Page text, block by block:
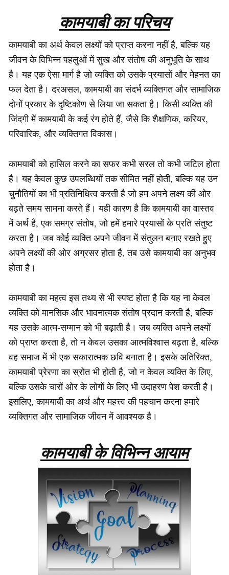
कामयाबी का परिचय
कामयाबी का अर्थ केवल लक्ष्यों को प्राप्त करना नहीं है, बल्कि यह
जीवन के विभिन्न पहलुओं में सुख और संतोष की अनुभूति के साथ
है। यह एक ऐसा मार्ग है जो व्यक्ति को उसके प्रयासों और मेहनत का
फल देता है। दरअसल, कामयाबी का संदर्भ व्यक्तिगत और सामाजिक
दोनों प्रकार के दृष्टिकोण से लिया जा सकता है। किसी व्यक्ति की
जिंदगी में कामयाबी के कई रंग होते हैं, जैसे कि शैक्षणिक, करियर,
परिवारिक, और व्यक्तिगत विकास।
कामयाबी को हासिल करने का सफर कभी सरल तो कभी जटिल होता
है। यह केवल कुछ उपलब्धियों तक सीमित नहीं होती, बल्कि यह उन
चुनौतियों का भी प्रतिनिधित्व करती है जो हम अपने लक्ष्य की ओर
बढ़ते समय सामना करते हैं। यही कारण है कि कामयाबी का वास्तव
में अर्थ है, एक समग्र संतोष, जो हमें हमारे प्रयासों के प्रति संतुष्ट
करता है। जब कोई व्यक्ति अपने जीवन में संतुलन बनाए रखते हुए
अपने लक्ष्यों की ओर अग्रसर होता है, तब उसे कामयाबी का अनुभव
होता है।
कामयाबी का महत्व इस तथ्य से भी स्पष्ट होता है कि यह ना केवल
व्यक्ति को मानसिक और भावनात्मक संतोष प्रदान करती है, बल्कि
यह उसके आत्म-सम्मान को भी बढ़ाती है। जब व्यक्ति अपने लक्ष्यों
को प्राप्त करता है, तो न केवल उसका आत्मविश्वास बढ़ता है, बल्कि
वह समाज में भी एक सकारात्मक छवि बनाता है। इसके अतिरिक्त,
कामयाबी प्रेरणा का स्रोत भी होती है, जो न केवल व्यक्ति के लिए,
बल्कि उसके चारों ओर के लोगों के लिए भी उदाहरण पेश करती है।
इसलिए, कामयाबी का अर्थ और महत्त्व की पहचान करना हमारे
व्यक्तिगत और सामाजिक जीवन में आवश्यक है।
कामयाबी के विभिन्न आयाम